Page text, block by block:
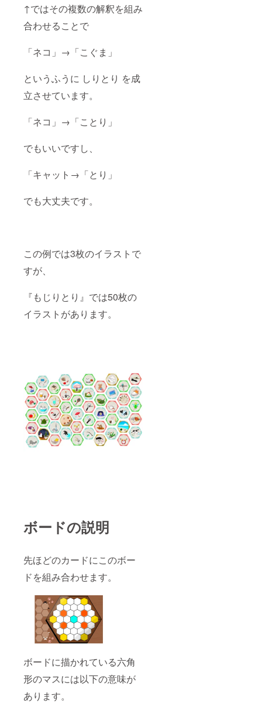
↑ではその複数の解釈を組み
合わせることで
「ネコ」→「こぐま」
というふうに しりとり を成
立させています。
「ネコ」→「ことり」
でもいいですし、
「キャット→「とり」
でも大丈夫です。
この例では3枚のイラストで
すが、
『もじりとり』では50枚の
イラストがあります。
ボードの説明
先ほどのカードにこのボー
ドを組み合わせます。
ボードに描かれている六角
形のマスには以下の意味が
あります。